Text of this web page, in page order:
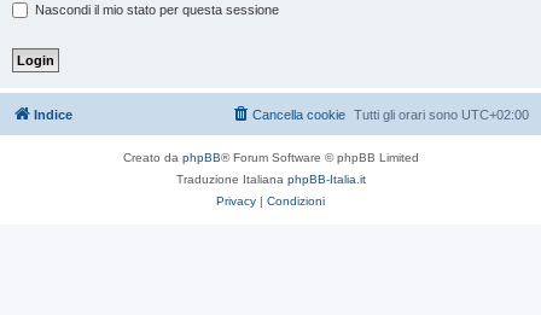
Nascondi il mio stato per questa sessione
Indice Tutti gli orari sono UTC+02:00
Cancella cookie
Creato da phpBB® Forum Software © phpBB Limited
Traduzione Italiana phpBB-Italia.it
Privacy | Condizioni